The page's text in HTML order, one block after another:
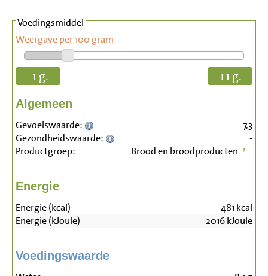
Voedingsmiddel
Weergave per 100 gram
-1 g. +1 g.
Algemeen
Gevoelswaarde:
7,3
Gezondheidswaarde:
-
Productgroep:
Brood en broodproducten
Energie
Energie (kcal) 481 kcal
Energie (kJoule)
2016kJoule
Voedingswaarde